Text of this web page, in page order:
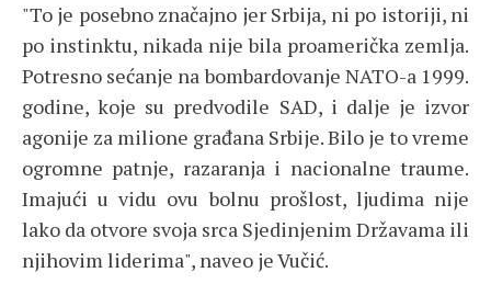
"To je posebno značajno jer Srbija, ni po istoriji, ni
po instinktu, nikada nije bila proamerička zemlja.
Potresno sećanje na bombardovanje NATO-a 1999.
godine, koje su predvodile SAD, i dalje je izvor
agonije za milione građana Srbije. Bilo je to vreme
ogromne patnje, razaranja i nacionalne traume.
Imajući u vidu ovu bolnu prošlost, ljudima nije
lako da otvore svoja srca Sjedinjenim Državama ili
njihovim liderima", naveo je Vučić.